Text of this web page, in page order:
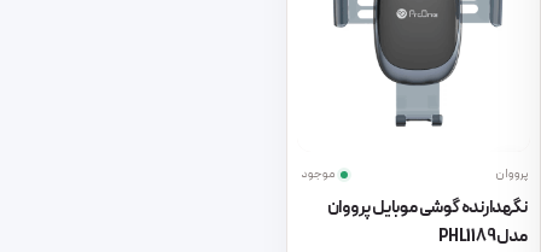
پرووان موجود
نگهدارنده گوشی موبایل پرووان
مدل PHL1189